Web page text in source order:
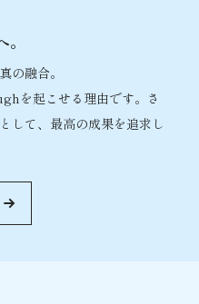
の融合。
を起こせる理由です。 さ
して、最高の成果を追求し